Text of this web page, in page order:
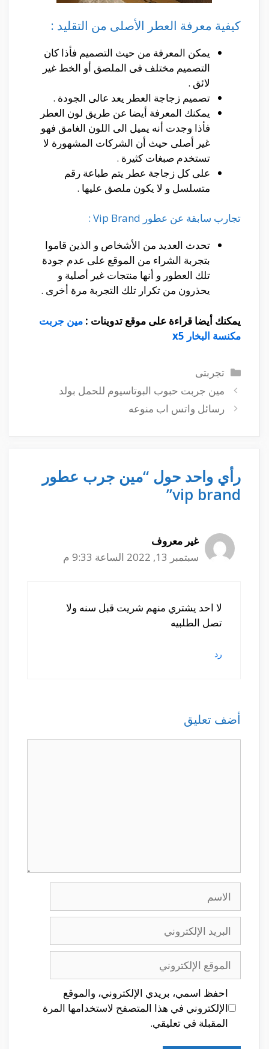
كيفية معرفة العطر الأصلى من التقليد :
يمكن المعرفة من حيث التصميم فأذا كان
التصميم مختلف فى الملصق أو الخط غير
لائق .
تصميم زجاجة العطر يعد عالى الجودة .
يمكنك المعرفة أيضا عن طريق لون العطر
فأذا وجدت أنه يميل الى اللون الغامق فهو
غير أصلى حيث أن الشركات المشهورة لا
تستخدم صبغات كثيرة .
على كل زجاجة عطر يتم طباعة رقم
متسلسل و لا يكون ملصق عليها .
تجارب سابقة عن عطور Vip Brand :
تحدث العديد من الأشخاص و الذين قاموا
بتجربة الشراء من الموقع على عدم جودة
تلك العطور و أنها منتجات غير أصلية و
يحذرون من تكرار تلك التجربة مرة أخرى .
يمكنك أيضا قراءة على موقع تدوينات : مين جربت
مكنسة البخار x5
التصنيفات
تجربتى
مين جربت حبوب البوتاسيوم للحمل بولد
رسائل واتس اب منوعه
رأي واحد حول “مين جرب عطور
vip brand”
غير معروف
سبتمبر 13, 2022 الساعة 9:33 م
لا احد يشتري منهم شريت قبل سنه ولا
تصل الطلبيه
رد
أضف تعليق
الاسم
البريد
الإلكتروني
الموقع
الإلكتروني
احفظ اسمي، بريدي الإلكتروني، والموقع
الإلكتروني في هذا المتصفح لاستخدامها المرة
المقبلة في تعليقي.